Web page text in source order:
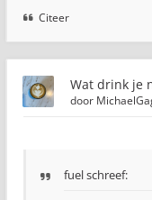
Citeer
Wat drink je
door
fuel schreef: